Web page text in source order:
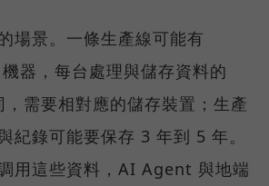
場景。一條生產線可能有
，每台處理與儲存資料的
需要相對應的儲存裝置；生產
紀錄可能要保存 3 年到 5 年。
用這些資料，AI Agent 與地端